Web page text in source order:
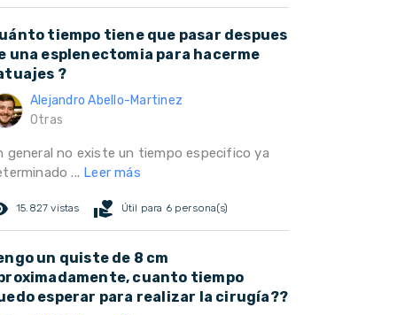
tiempo tiene que pasar despues
una esplenectomia para hacerme
?
Alejandro Abello-Martinez
Otras
general no existe un tiempo especifico ya
... Leer más
15.827 vistas volunteer_activism Útil para 6 persona(s)
un quiste de 8 cm
cuanto tiempo
esperar para realizar la cirugía??